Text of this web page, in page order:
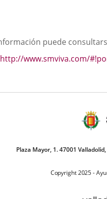
puede
http://www.smviva.com/
Plaza Mayor, 1. 47001
Copyright 2025 -